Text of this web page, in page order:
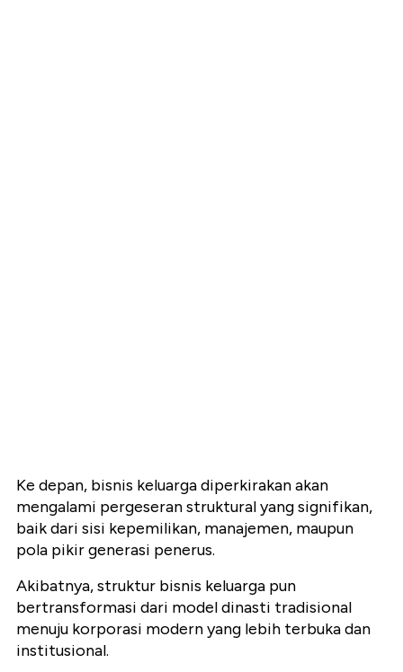
Ke depan, bisnis keluarga diperkirakan akan
mengalami pergeseran struktural yang signifikan,
baik dari sisi kepemilikan, manajemen, maupun
pola pikir generasi penerus.
Akibatnya, struktur bisnis keluarga pun
bertransformasi dari model dinasti tradisional
menuju korporasi modern yang lebih terbuka dan
institusional.